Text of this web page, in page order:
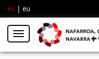
es | eu
Menú